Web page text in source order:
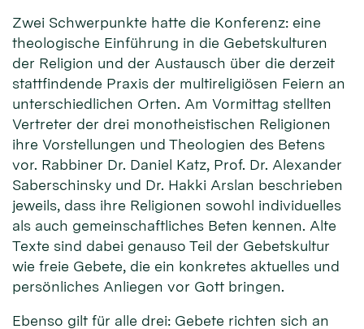
Zwei Schwerpunkte hatte die Konferenz: eine
theologische Einführung in die Gebetskulturen
der Religion und der Austausch über die derzeit
stattfindende Praxis der multireligiösen Feiern an
unterschiedlichen Orten. Am Vormittag stellten
Vertreter der drei monotheistischen Religionen
ihre Vorstellungen und Theologien des Betens
vor. Rabbiner Dr. Daniel Katz, Prof. Dr. Alexander
Saberschinsky und Dr. Hakki Arslan beschrieben
jeweils, dass ihre Religionen sowohl individuelles
als auch gemeinschaftliches Beten kennen. Alte
Texte sind dabei genauso Teil der Gebetskultur
wie freie Gebete, die ein konkretes aktuelles und
persönliches Anliegen vor Gott bringen.
Ebenso gilt für alle drei: Gebete richten sich an